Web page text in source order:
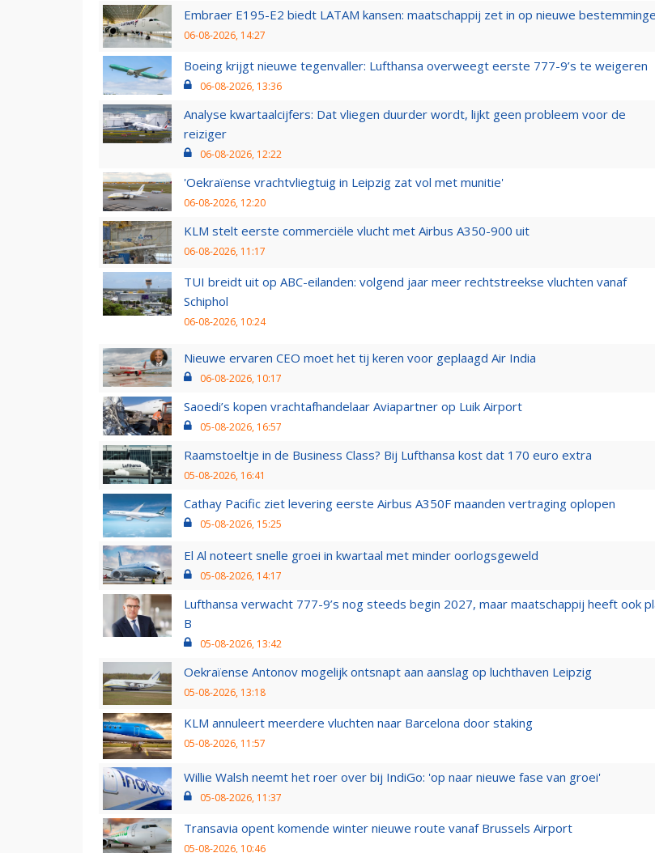
Embraer E195-E2 biedt LATAM kansen: maatschappij zet in op nieuwe
06-08-2026, 14:27
Boeing krijgt nieuwe tegenvaller: Lufthansa overweegt eerste 777-9’s te weigeren
06-08-2026, 13:36
Analyse kwartaalcijfers: Dat vliegen duurder wordt, lijkt geen probleem voor de
reiziger
06-08-2026, 12:22
'Oekraïense vrachtvliegtuig in Leipzig zat vol met munitie'
06-08-2026, 12:20
KLM stelt eerste commerciële vlucht met Airbus A350-900 uit
06-08-2026, 11:17
TUI breidt uit op ABC-eilanden: volgend jaar meer rechtstreekse vluchten vanaf
Schiphol
06-08-2026, 10:24
Nieuwe ervaren CEO moet het tij keren voor geplaagd Air India
06-08-2026, 10:17
Saoedi’s kopen vrachtafhandelaar Aviapartner op Luik Airport
05-08-2026, 16:57
Raamstoeltje in de Business Class? Bij Lufthansa kost dat 170 euro extra
05-08-2026, 16:41
Cathay Pacific ziet levering eerste Airbus A350F maanden vertraging oplopen
05-08-2026, 15:25
El Al noteert snelle groei in kwartaal met minder oorlogsgeweld
05-08-2026, 14:17
Lufthansa verwacht 777-9’s nog steeds begin 2027, maar maatschappij heeft ook
B
05-08-2026, 13:42
Oekraïense Antonov mogelijk ontsnapt aan aanslag op luchthaven Leipzig
05-08-2026, 13:18
KLM annuleert meerdere vluchten naar Barcelona door staking
05-08-2026, 11:57
Willie Walsh neemt het roer over bij IndiGo: 'op naar nieuwe fase van groei'
05-08-2026, 11:37
Transavia opent komende winter nieuwe route vanaf Brussels Airport
05-08-2026, 10:46